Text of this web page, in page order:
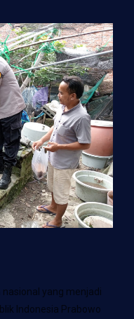
yang menjadi
Indonesia Prabowo